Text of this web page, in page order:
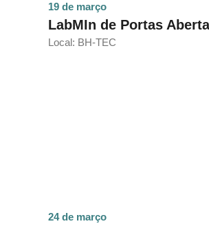
19 de março
LabMIn de Portas
Local: BH-TEC
24 de março